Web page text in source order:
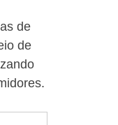
de
de